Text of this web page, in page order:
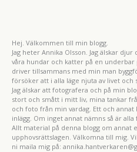
Hej. Välkommen till min blogg.
Jag heter Annika Olsson. Jag älskar
våra hundar och katter på en underbar
driver tillsammans med min man
försöker att i alla läge njuta av livet och
Jag älskar att fotografera och på min
stort och smått i mitt liv, mina tankar
och foto från min vardag. Ett och
inlägg. Om inget annat nämns så är
Allt material på denna blogg om annat
upphovsrättslagen. Välkomna till mig.
ni maila mig på: